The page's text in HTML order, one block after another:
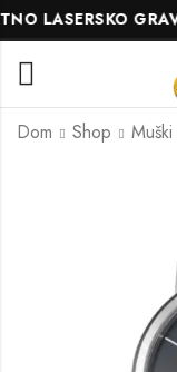
LASERSKO
Dom Shop